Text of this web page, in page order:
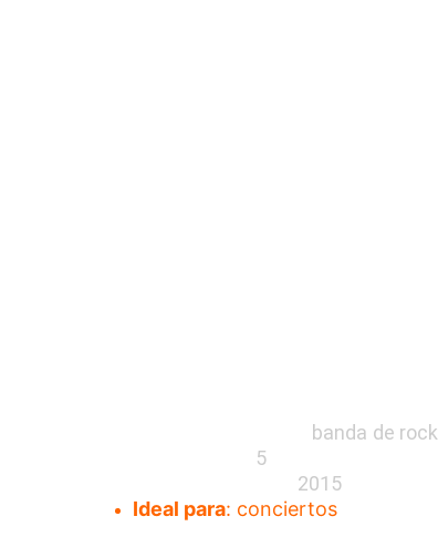
banda de rock
5
2015
Ideal para: conciertos